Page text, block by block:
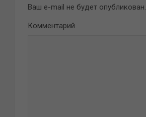
Ваш e-mail не будет опубликован.
Комментарий